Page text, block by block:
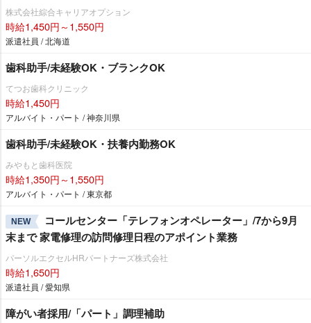
株式会社綜合キャリアオプション
時給1,450円～1,550円
派遣社員 / 北海道
歯科助手/未経験OK・ブランクOK
てつお歯科クリニック
時給1,450円
アルバイト・パート / 神奈川県
歯科助手/未経験OK・扶養内勤務OK
みやもと歯科医院
時給1,350円～1,550円
アルバイト・パート / 東京都
NEW
コールセンター「テレフォンオペレーター」/7から9月
末まで 家電修理の訪問修理日程のアポイント業務
パーソルエクセルHRパートナーズ株式会社
時給1,650円
派遣社員 / 愛知県
障がい者採用/「パート」調理補助